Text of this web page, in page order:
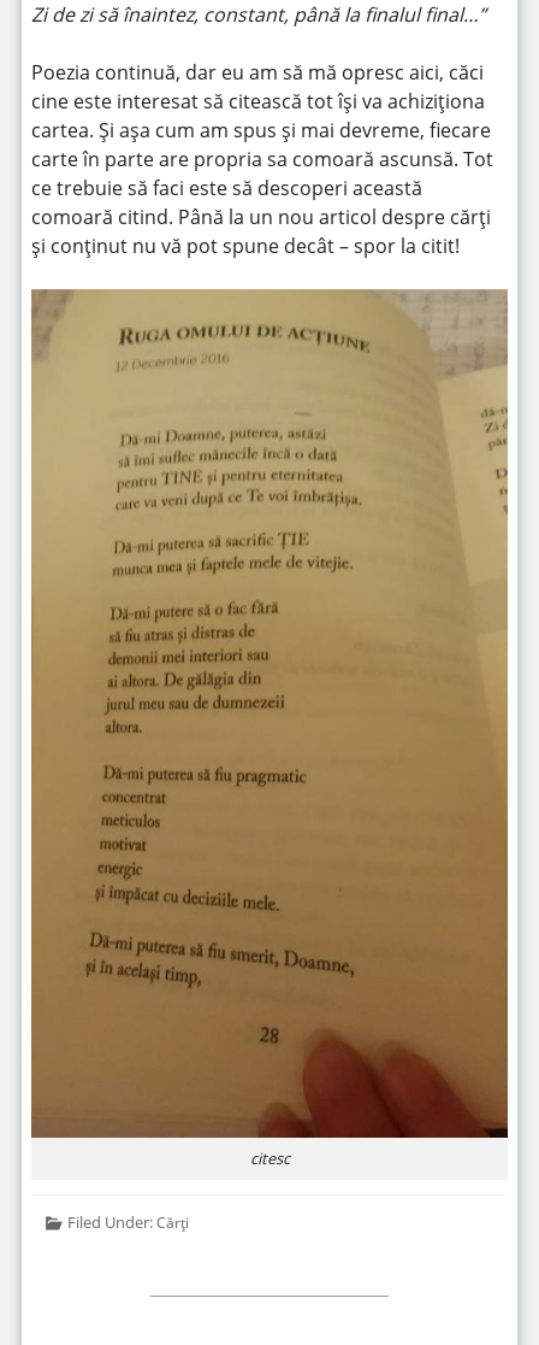
Zi de zi să înaintez, constant, până la finalul final…”
Poezia continuă, dar eu am să mă opresc aici, căci
cine este interesat să citească tot își va achiziționa
cartea. Și așa cum am spus și mai devreme, fiecare
carte în parte are propria sa comoară ascunsă. Tot
ce trebuie să faci este să descoperi această
comoară citind. Până la un nou articol despre cărți
și conținut nu vă pot spune decât – spor la citit!
citesc
Filed Under:Cărți